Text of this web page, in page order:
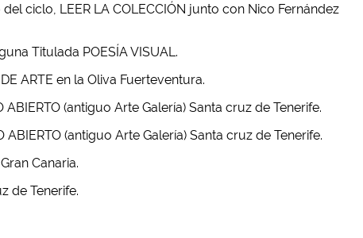
ciclo, LEER LA COLECCIÓN junto con Nico Fernández
Titulada POESÍA VISUAL.
ARTE en la Oliva Fuerteventura.
(antiguo Arte Galería) Santa cruz de Tenerife.
(antiguo Arte Galería) Santa cruz de Tenerife.
Canaria.
de Tenerife.